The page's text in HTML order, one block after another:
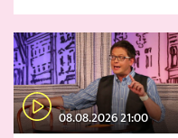
08.08.2026 21:00